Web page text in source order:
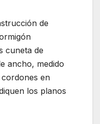
de
cuneta de
ancho, medido
en
los planos